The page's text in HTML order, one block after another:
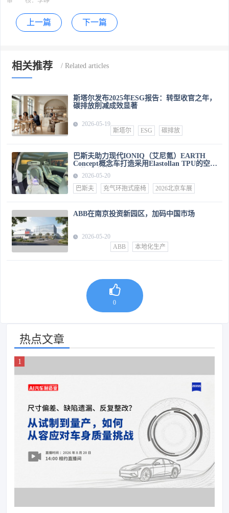
上一篇 下一篇
相关推荐
斯塔尔发布2025年ESG报告：转型收官之年，
碳排放削减成效显著
2026-05-19
斯塔尔
ESG 碳排放
巴斯夫助力现代IONIQ（艾尼氪）EARTH
Concept概念车打造采用Elastollan TPU的空气
环抱式座椅
2026-05-20
巴斯夫
充气环抱式座椅 2026北京车展
ABB在南京投资新园区，加码中国市场
2026-05-20
ABB
本地化生产
0
热点文章